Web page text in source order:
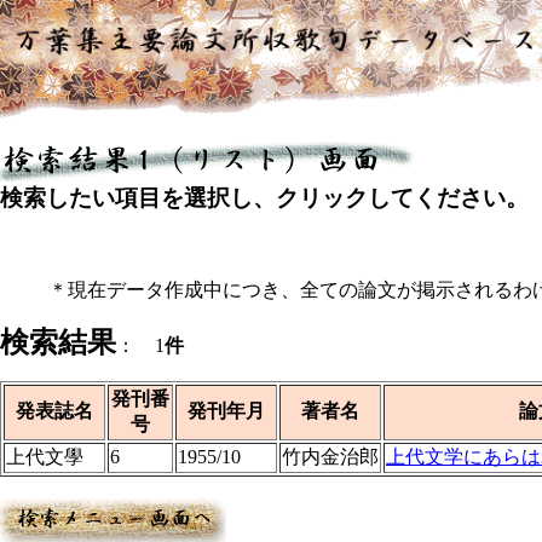
検索したい項目を選択し、クリックしてください。
＊現在データ作成中につき、全ての論文が掲示されるわ
検索結果 ： 1件
発表誌名
発刊番
号
発刊年月 著者名 論
上代文學 6 1955/10 竹内金治郎 上代文学にあら